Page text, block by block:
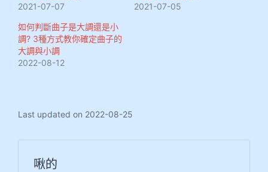
2021-07-07
2021-07-05
如何判斷曲子是大調還是小
調? 3種方式教你確定曲子的
大調與小調
2022-08-12
Last updated on 2022-08-25
啾的